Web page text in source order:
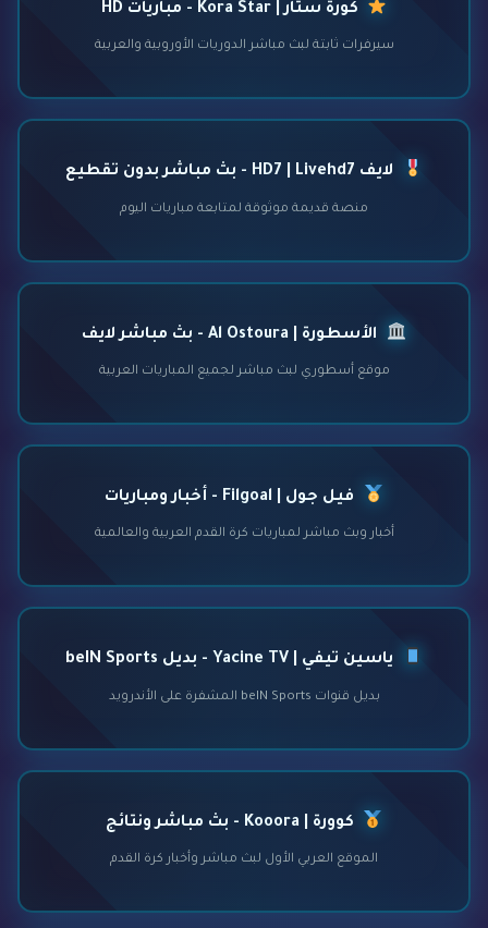
كورة ستار | Kora Star - مباريات HD
سيرفرات ثابتة لبث مباشر الدوريات الأوروبية والعربية
لايف HD7 | Livehd7 - بث مباشر بدون تقطيع
منصة قديمة موثوقة لمتابعة مباريات اليوم
الأسطورة | Al Ostoura - بث مباشر لايف
موقع أسطوري لبث مباشر لجميع المباريات العربية
فيل جول | Filgoal - أخبار ومباريات
أخبار وبث مباشر لمباريات كرة القدم العربية والعالمية
ياسين تيفي | Yacine TV - بديل beIN Sports
بديل قنوات beIN Sports المشفرة على الأندرويد
كوورة | Kooora - بث مباشر ونتائج
الموقع العربي الأول لبث مباشر وأخبار كرة القدم